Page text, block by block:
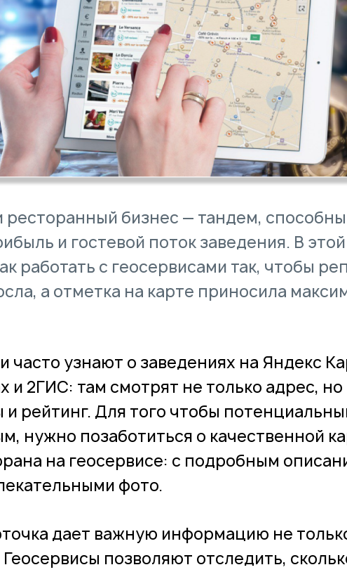
ресторанный бизнес — тандем,
и гостевой поток заведения. В
работать с геосервисами так, чтобы
а отметка на карте приносила
часто узнают о заведениях на Яндекс
и 2ГИС: там смотрят не только адрес,
рейтинг. Для того чтобы
нужно позаботиться о качественной
на геосервисе: с подробным
фото.
дает важную информацию не
Геосервисы позволяют отследить,